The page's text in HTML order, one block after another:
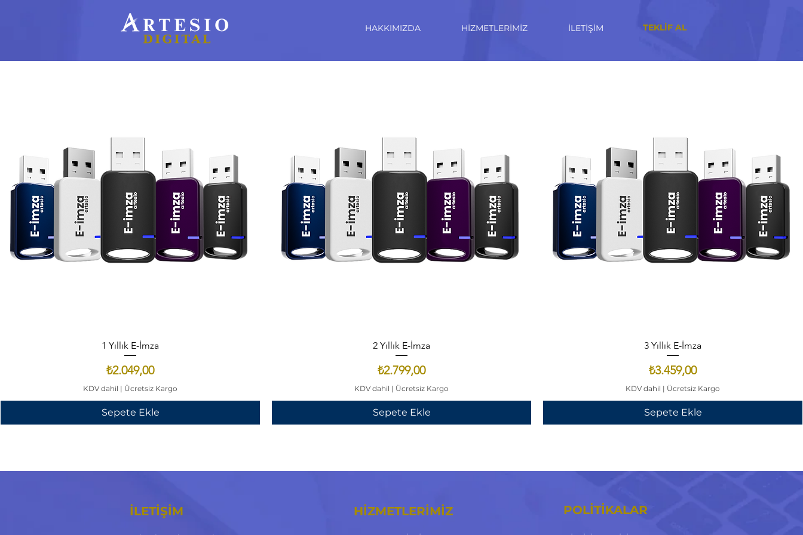
HAKKIMIZDA HİZMETLERİMİZ İLETİŞİM TEKLİF AL
1 Yıllık E-İmza
Fiyat
₺2.049,00
KDV dahil | Ücretsiz Kargo
Sepete Ekle
2 Yıllık E-İmza
Fiyat
₺2.799,00
KDV dahil | Ücretsiz Kargo
Sepete Ekle
3 Yıllık E-İmza
Fiyat
₺3.459,00
KDV dahil | Ücretsiz Kargo
Sepete Ekle
İLETİŞİM HİZMETLERİMİZ POLİTİKALAR